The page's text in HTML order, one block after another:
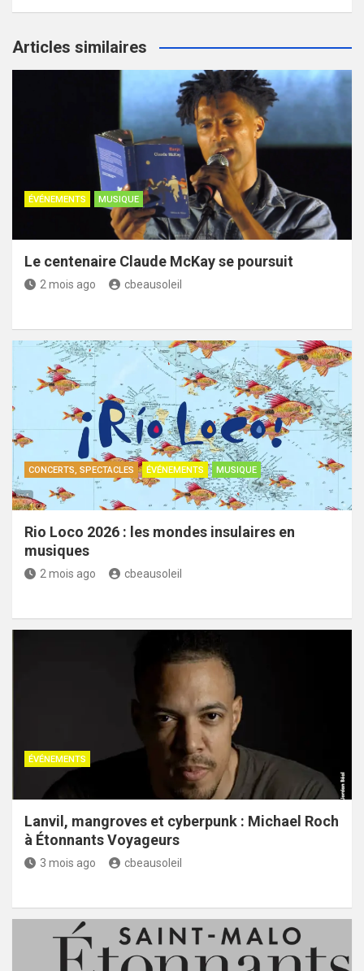
Articles similaires
ÉVÉNEMENTS MUSIQUE
Le centenaire Claude McKay se poursuit
2 mois ago cbeausoleil
CONCERTS, SPECTACLES ÉVÉNEMENTS MUSIQUE
Rio Loco 2026 : les mondes insulaires en
musiques
2 mois ago cbeausoleil
ÉVÉNEMENTS
Lanvil, mangroves et cyberpunk : Michael Roch
à Étonnants Voyageurs
3 mois ago cbeausoleil